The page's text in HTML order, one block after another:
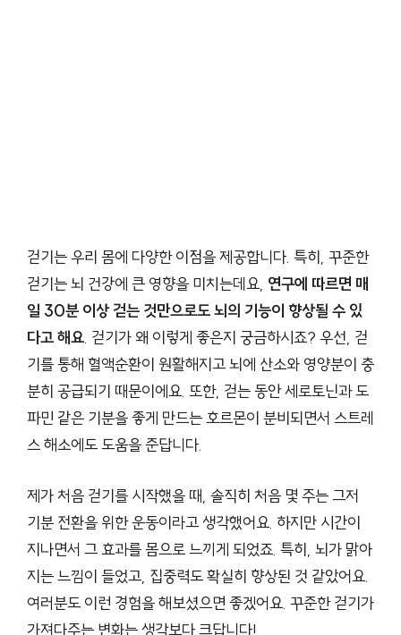
걷기는 우리 몸에 다양한 이점을 제공합니다. 특히, 꾸준한
걷기는 뇌 건강에 큰 영향을 미치는데요, 연구에 따르면 매
일 30분 이상 걷는 것만으로도 뇌의 기능이 향상될 수 있
다고 해요. 걷기가 왜 이렇게 좋은지 궁금하시죠? 우선, 걷
기를 통해 혈액순환이 원활해지고 뇌에 산소와 영양분이 충
분히 공급되기 때문이에요. 또한, 걷는 동안 세로토닌과 도
파민 같은 기분을 좋게 만드는 호르몬이 분비되면서 스트레
스 해소에도 도움을 준답니다.
제가 처음 걷기를 시작했을 때, 솔직히 처음 몇 주는 그저
기분 전환을 위한 운동이라고 생각했어요. 하지만 시간이
지나면서 그 효과를 몸으로 느끼게 되었죠. 특히, 뇌가 맑아
지는 느낌이 들었고, 집중력도 확실히 향상된 것 같았어요.
여러분도 이런 경험을 해보셨으면 좋겠어요. 꾸준한 걷기가
가져다주는 변화는 생각보다 크답니다!